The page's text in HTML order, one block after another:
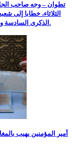
تطوان – وجه صاحب
الثلاثاء، خطابا إلى
الذكرى السادسة والعشرين لتربع جلالته على عرش أسلافه الميامين.
أمير المؤمنين يهيب